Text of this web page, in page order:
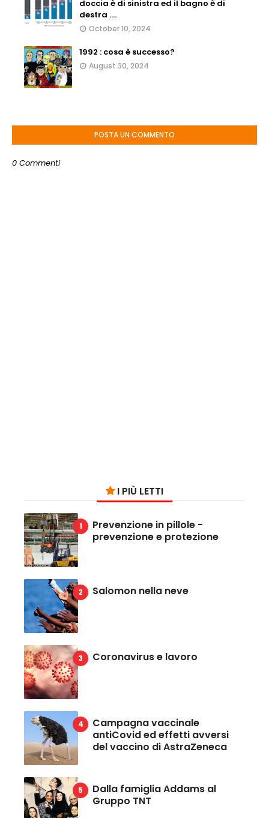
doccia è di sinistra ed il bagno è di
destra ....
October 10, 2024
1992 : cosa è successo?
August 30, 2024
POSTA UN COMMENTO
0 Commenti
I PIÙ LETTI
Prevenzione in pillole -
prevenzione e protezione
Salomon nella neve
Coronavirus e lavoro
Campagna vaccinale
antiCovid ed effetti avversi
del vaccino di AstraZeneca
Dalla famiglia Addams al
Gruppo TNT